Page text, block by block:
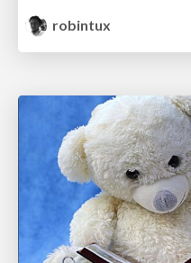
robintux